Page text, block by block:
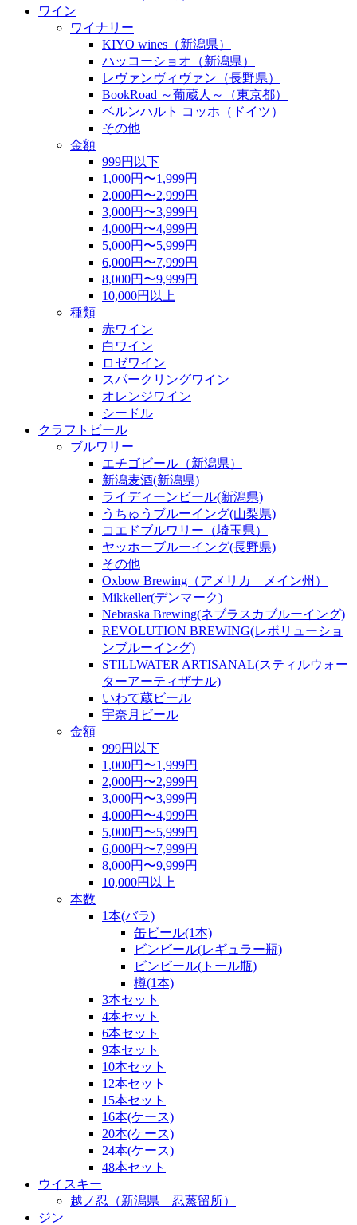
ワイン
ワイナリー
KIYO wines（新潟県）
ハッコーショオ（新潟県）
レヴァンヴィヴァン（長野県）
BookRoad ～葡蔵人～（東京都）
ベルンハルト コッホ（ドイツ）
その他
金額
999円以下
1,000円〜1,999円
2,000円〜2,999円
3,000円〜3,999円
4,000円〜4,999円
5,000円〜5,999円
6,000円〜7,999円
8,000円〜9,999円
10,000円以上
種類
赤ワイン
白ワイン
ロゼワイン
スパークリングワイン
オレンジワイン
シードル
クラフトビール
ブルワリー
エチゴビール（新潟県）
新潟麦酒(新潟県)
ライディーンビール(新潟県)
うちゅうブルーイング(山梨県)
コエドブルワリー（埼玉県）
ヤッホーブルーイング(長野県)
その他
Oxbow Brewing（アメリカ メイン州）
Mikkeller(デンマーク)
Nebraska Brewing(ネブラスカブルーイング)
REVOLUTION BREWING(レボリューショ
ンブルーイング)
STILLWATER ARTISANAL(スティルウォー
ターアーティザナル)
いわて蔵ビール
宇奈月ビール
金額
999円以下
1,000円〜1,999円
2,000円〜2,999円
3,000円〜3,999円
4,000円〜4,999円
5,000円〜5,999円
6,000円〜7,999円
8,000円〜9,999円
10,000円以上
本数
1本(バラ)
缶ビール(1本)
ビンビール(レギュラー瓶)
ビンビール(トール瓶)
樽(1本)
3本セット
4本セット
6本セット
9本セット
10本セット
12本セット
15本セット
16本(ケース)
20本(ケース)
24本(ケース)
48本セット
ウイスキー
越ノ忍（新潟県 忍蒸留所）
ジン